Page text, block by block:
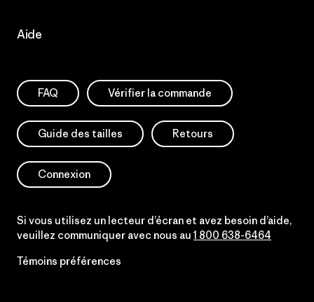
Aide
FAQ Vérifier la commande
Guide des tailles Retours
Connexion
Si vous utilisez un lecteur d’écran et avez besoin d’aide,
veuillez communiquer avec nous au 1 800 638-6464
Témoins préférences